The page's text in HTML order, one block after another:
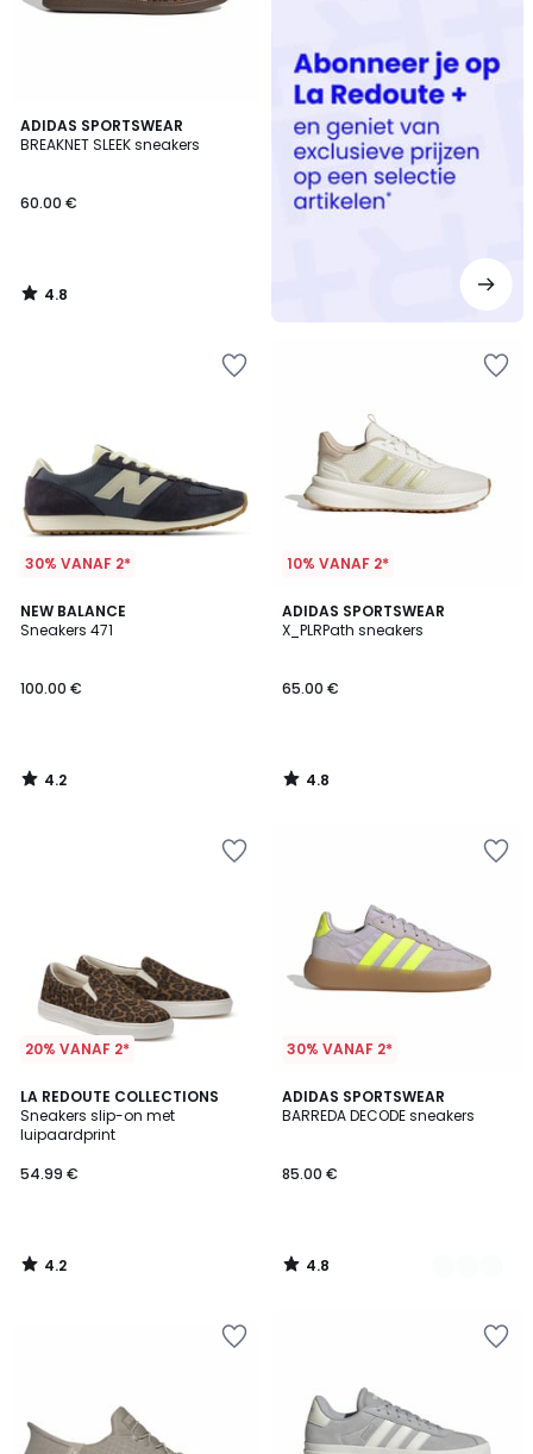
ADIDAS SPORTSWEAR
BREAKNET SLEEK sneakers
60.00 €
4.8
/ 5
4.8
/
30% VANAF 2*
NEW BALANCE
Sneakers 471
100.00 €
4.2
/ 5
4.2
/
10% VANAF 2*
ADIDAS SPORTSWEAR
X_PLRPath sneakers
65.00 €
4.8
/ 5
4.8
/
20% VANAF 2*
LA REDOUTE COLLECTIONS
Sneakers slip-on met
luipaardprint
54.99 €
4.2
/ 5
4.2
/
30% VANAF 2*
ADIDAS SPORTSWEAR
BARREDA DECODE sneakers
85.00 €
4.8
/ 5
3
Kleuren
4.8
/